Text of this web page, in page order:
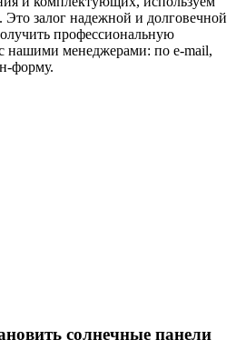
залог надежной и долговечной
профессиональную
нашими менеджерами: по e-mail,
форму.
солнечные панели